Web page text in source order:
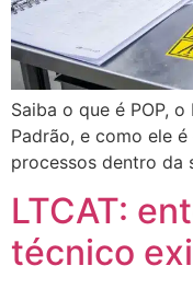
Saiba o que é POP,
Padrão, e como ele
processos dentro da
LTCAT:
técnico